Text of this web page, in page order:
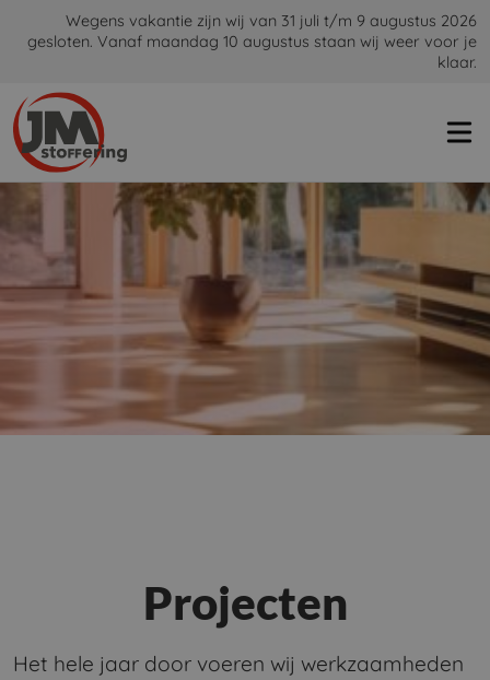
Wegens vakantie zijn wij van 31 juli t/m 9 augustus 2026
gesloten. Vanaf maandag 10 augustus staan wij weer voor je
klaar.
Projecten
Het hele jaar door voeren wij werkzaamheden